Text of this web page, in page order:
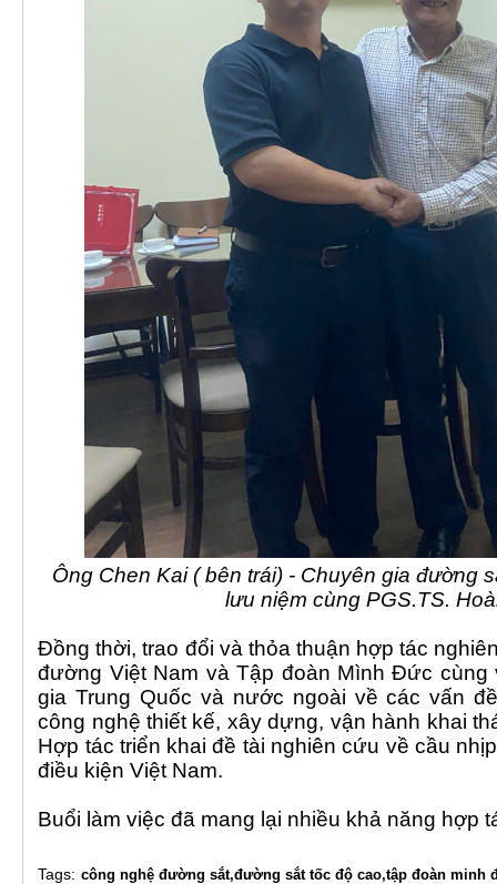
Ông Chen Kai ( bên trái) - Chuyên gia đường
lưu niệm cùng PGS.TS.
Đồng thời, trao đổi và thỏa thuận hợp tác
đường Việt Nam và Tập đoàn Mình Đức
gia Trung Quốc và nước ngoài về các vấn
công nghệ thiết kế, xây dựng, vận hành khai
Hợp tác triển khai đề tài nghiên cứu về cầu
điều kiện Việt Nam.
Buổi làm việc đã mang lại nhiều khả năng hợp
Tags: công nghệ đường sắt,đường sắt tốc độ cao,tập đoàn minh